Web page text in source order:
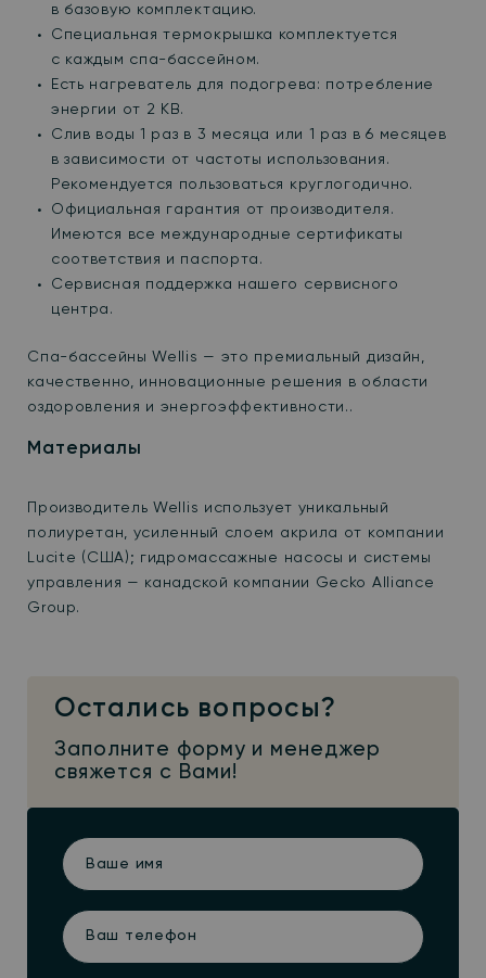
в базовую комплектацию.
Специальная термокрышка комплектуется
с каждым спа-бассейном.
Есть нагреватель для подогрева: потребление
энергии от 2 КВ.
Слив воды 1 раз в 3 месяца или 1 раз в 6 месяцев
в зависимости от частоты использования.
Рекомендуется пользоваться круглогодично.
Официальная гарантия от производителя.
Имеются все международные сертификаты
соответствия и паспорта.
Сервисная поддержка нашего сервисного
центра.
Спа-бассейны Wellis — это премиальный дизайн,
качественно, инновационные решения в области
оздоровления и энергоэффективности..
Материалы
Производитель Wellis использует уникальный
полиуретан, усиленный слоем акрила от компании
Lucite (США); гидромассажные насосы и системы
управления — канадской компании Gecko Alliance
Group.
Остались вопросы?
Заполните форму и менеджер
свяжется с Вами!
Ваше
имя
Ваш
телефон